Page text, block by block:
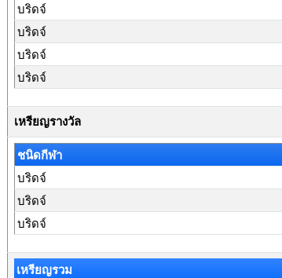
บริดจ์
บริดจ์
บริดจ์
บริดจ์
เหรียญรางวัล
ชนิดกีฬา
บริดจ์
บริดจ์
บริดจ์
เหรียญรวม